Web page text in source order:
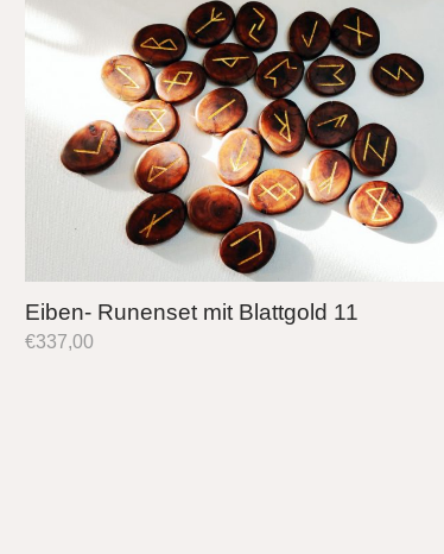
Eiben- Runenset mit Blattgold 11
€337,00